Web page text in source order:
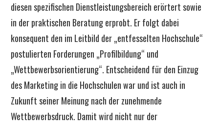
diesen spezifischen Dienstleistungsbereich erörtert sowie
in der praktischen Beratung erprobt. Er folgt dabei
konsequent den im Leitbild der „entfesselten Hochschule“
postulierten Forderungen „Profilbildung“ und
„Wettbewerbsorientierung“. Entscheidend für den Einzug
des Marketing in die Hochschulen war und ist auch in
Zukunft seiner Meinung nach der zunehmende
Wettbewerbsdruck. Damit wird nicht nur der